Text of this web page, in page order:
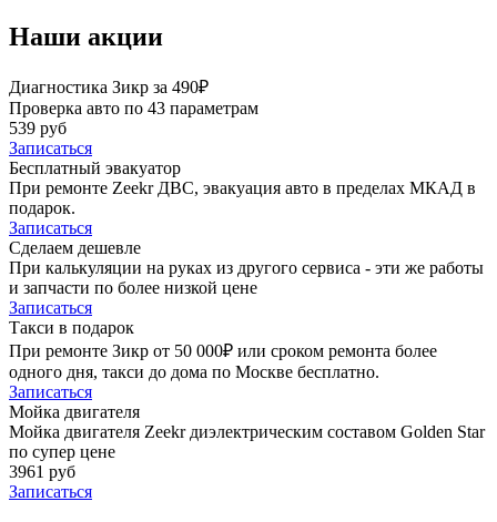
Наши акции
Диагностика Зикр за 490₽
Проверка авто по 43 параметрам
539 руб
Записаться
Бесплатный эвакуатор
При ремонте Zeekr ДВС, эвакуация авто в пределах МКАД в
подарок.
Записаться
Сделаем дешевле
При калькуляции на руках из другого сервиса - эти же работы
и запчасти по более низкой цене
Записаться
Такси в подарок
При ремонте Зикр от 50 000₽ или сроком ремонта более
одного дня, такси до дома по Москве бесплатно.
Записаться
Мойка двигателя
Мойка двигателя Zeekr диэлектрическим составом Golden Star
по супер цене
3961 руб
Записаться